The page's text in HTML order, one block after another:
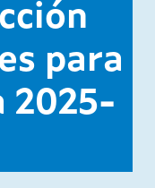
para
2025-